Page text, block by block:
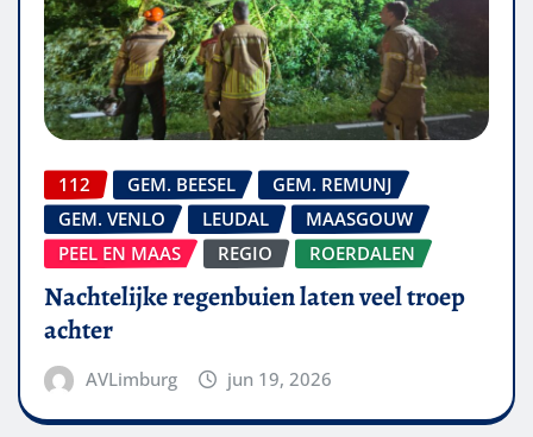
112 GEM. BEESEL
GEM. REMUNJ
GEM. VENLO
LEUDAL
MAASGOUW
PEEL EN MAAS
REGIO ROERDALEN
Nachtelijke regenbuien laten veel troep
achter
AVLimburg jun 19, 2026